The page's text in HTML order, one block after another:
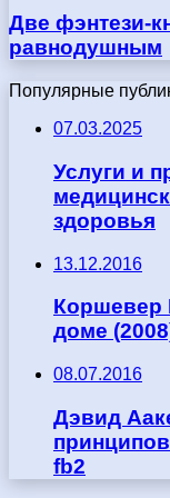
Две фэнтези-
равнодушным
Популярные
07.03.2025
Услуги и
здоровья
13.12.2016
Коршевер
доме
08.07.2016
Дэвид
fb2